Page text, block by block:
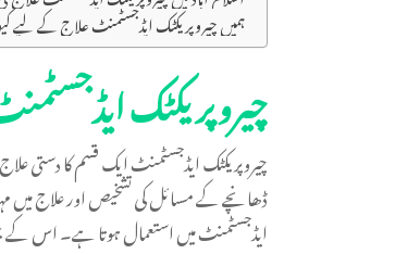
ہمیں چیروپریکٹک ایڈجسٹمنٹ علاج کے لیے
چیروپریکٹک
چیروپریکٹک ایڈجسٹمنٹ ایک قسم کا دستی
ڈھانچے کے مسائل کی تشخیص اور علاج میں
ایڈجسٹمنٹ میں استعمال ہوتا ہے۔ اس کے